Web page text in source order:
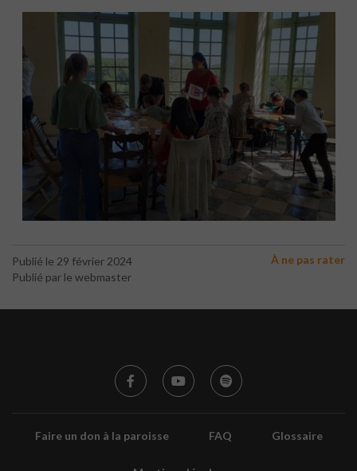
Publié le 29 février 2024
Publié par le webmaster
À ne pas rater
Faire un don à la paroisse FAQ Glossaire